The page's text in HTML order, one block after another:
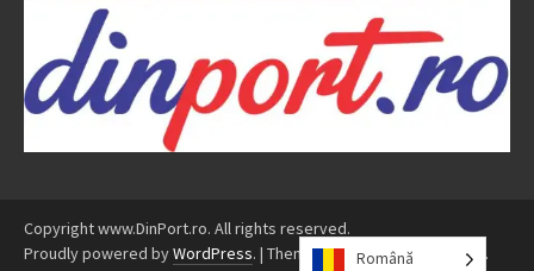
Copyright www.DinPort.ro. All rights reserved.
Proudly powered byWordPress. | Theme: Awaken byThemezHut .
Română